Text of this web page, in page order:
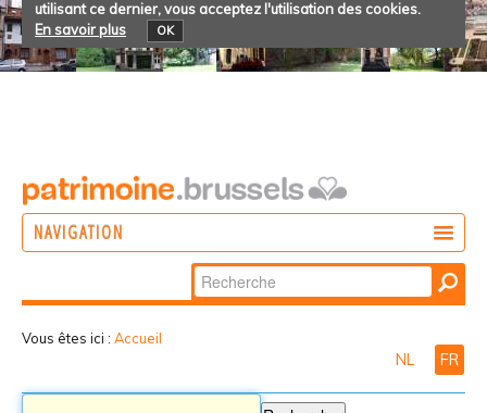
utilisant ce dernier, vous acceptez l'utilisation des cookies.
En savoir plus
OK
NAVIGATION
Chercher par
Recherche
Vous êtes ici : Accueil
NL FR